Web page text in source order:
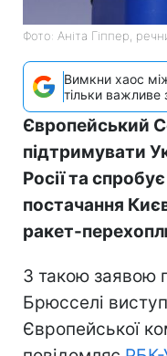
Фото: Аніта Гіппер,
Вимкни хаос
тільки важливе
Європейський
підтримувати
Росії та
постачання
ракет-
З такою заявою
Брюсселі
Європейської